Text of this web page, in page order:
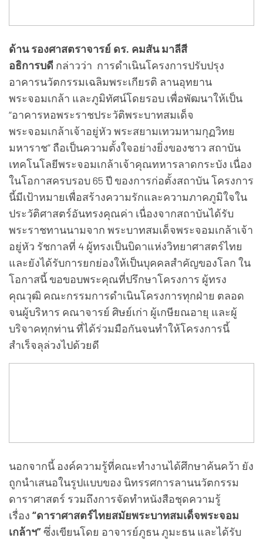
ด้าน รองศาสตราจารย์ ดร. คมสัน มาลีสี
อธิการบดี กล่าวว่า การดำเนินโครงการปรับปรุง
อาคารนวัตกรรมเฉลิมพระเกียรติ ลานอุทยาน
พระจอมเกล้า และภูมิทัศน์โดยรอบ เพื่อพัฒนาให้เป็น
“อาคารหอพระราชประวัติพระบาทสมเด็จ
พระจอมเกล้าเจ้าอยู่หัว พระสยามเทวมหามกุฏวิทย
มหาราช” ถือเป็นความตั้งใจอย่างยิ่งของชาว สถาบัน
เทคโนโลยีพระจอมเกล้าเจ้าคุณทหารลาดกระบัง เนื่อง
ในโอกาสครบรอบ 65 ปี ของการก่อตั้งสถาบัน โครงการ
นี้มีเป้าหมายเพื่อสร้างความรักและความภาคภูมิใจใน
ประวัติศาสตร์อันทรงคุณค่า เนื่องจากสถาบันได้รับ
พระราชทานนามจาก พระบาทสมเด็จพระจอมเกล้าเจ้า
อยู่หัว รัชกาลที่ 4 ผู้ทรงเป็นบิดาแห่งวิทยาศาสตร์ไทย
และยังได้รับการยกย่องให้เป็นบุคคลสำคัญของโลก ใน
โอกาสนี้ ขอขอบพระคุณที่ปรึกษาโครงการ ผู้ทรง
คุณวุฒิ คณะกรรมการดำเนินโครงการทุกฝ่าย ตลอด
จนผู้บริหาร คณาจารย์ ศิษย์เก่า ผู้เกษียณอายุ และผู้
บริจาคทุกท่าน ที่ได้ร่วมมือกันจนทำให้โครงการนี้
สำเร็จลุล่วงไปด้วยดี
นอกจากนี้ องค์ความรู้ที่คณะทำงานได้ศึกษาค้นคว้า ยัง
ถูกนำเสนอในรูปแบบของ นิทรรศการลานนวัตกรรม
ดาราศาสตร์ รวมถึงการจัดทำหนังสือชุดความรู้
เรื่อง “ดาราศาสตร์ไทยสมัยพระบาทสมเด็จพระจอม
เกล้าฯ”ซึ่งเขียนโดย อาจารย์ภูธน ภูมะธน และได้รับ